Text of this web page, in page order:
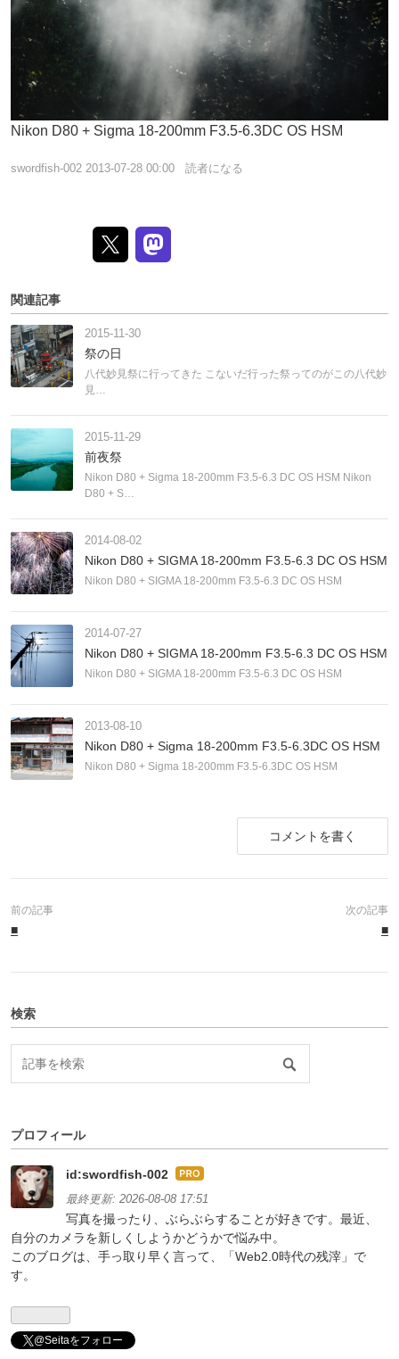
Nikon D80 + Sigma 18-200mm F3.5-6.3DC OS HSM
swordfish-002 2013-07-28 00:00 読者になる
関連記事
2015-11-30
祭の日
八代妙見祭に行ってきた こないだ行った祭ってのがこの八代妙
見…
2015-11-29
前夜祭
Nikon D80 + Sigma 18-200mm F3.5-6.3 DC OS HSM Nikon
D80 + S…
2014-08-02
Nikon D80 + SIGMA 18-200mm F3.5-6.3 DC OS HSM
Nikon D80 + SIGMA 18-200mm F3.5-6.3 DC OS HSM
2014-07-27
Nikon D80 + SIGMA 18-200mm F3.5-6.3 DC OS HSM
Nikon D80 + SIGMA 18-200mm F3.5-6.3 DC OS HSM
2013-08-10
Nikon D80 + Sigma 18-200mm F3.5-6.3DC OS HSM
Nikon D80 + Sigma 18-200mm F3.5-6.3DC OS HSM
コメントを書く
■ ■
検索
プロフィール
id:swordfish-002 はて
なブ
ログ
Pro
最終更新: 2026-08-08 17:51
写真を撮ったり、ぶらぶらすることが好きです。最近、
自分のカメラを新しくしようかどうかで悩み中。
このブログは、手っ取り早く言って、「Web2.0時代の残滓」で
す。
@Seitaをフォロー